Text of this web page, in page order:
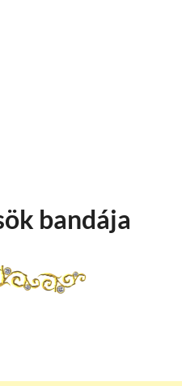
bandája